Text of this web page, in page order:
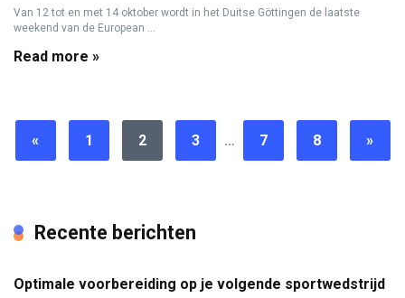
Van 12 tot en met 14 oktober wordt in het Duitse Göttingen de laatste
weekend van de European ...
Read more »
« 1 2 3 … 7 8 »
Recente berichten
Optimale voorbereiding op je volgende sportwedstrijd